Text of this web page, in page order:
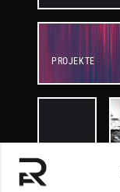
PROJEKTE